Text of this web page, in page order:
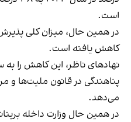
است.
کاهش یافته است.
نهادهای ناظر، این کاهش را
می‌دهد.